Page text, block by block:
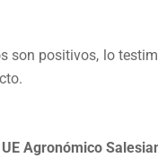
son positivos, lo
Agronómico